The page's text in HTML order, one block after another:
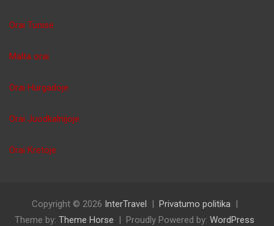
Orai Tunise
Malta orai
Orai Hurgadoje
Orai Juodkalnijoje
Orai Kretoje
Copyright © 2026 InterTravel
Privatumo politika
Theme by: Theme Horse Proudly Powered by: WordPress